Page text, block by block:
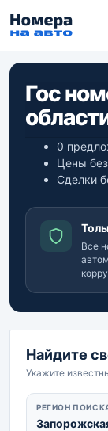
Гос
0
Цены
Сделки
Все
Найдите
Укажите
РЕГИОН